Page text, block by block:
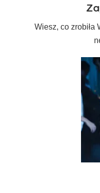
Wiesz, co zrobiła